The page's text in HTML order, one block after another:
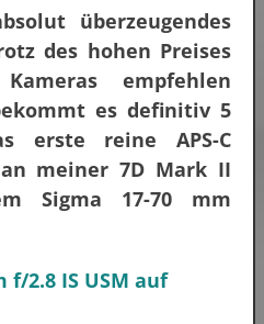
überzeugendes
des hohen Preises
empfehlen
es definitiv 5
erste reine APS-C
meiner 7D Mark II
Sigma 17-70 mm
f/2.8 IS USM auf